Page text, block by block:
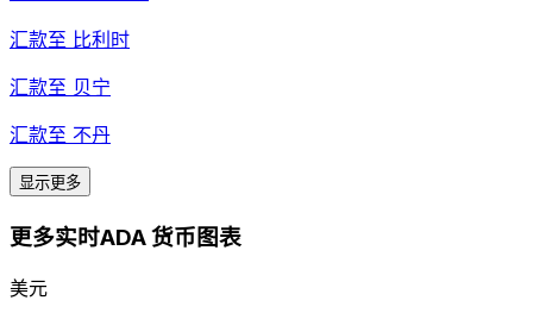
汇款至 比利时
汇款至 贝宁
汇款至 不丹
显示更多
更多实时ADA 货币图表
美元